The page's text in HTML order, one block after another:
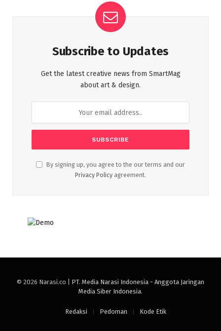
Subscribe to Updates
Get the latest creative news from SmartMag
about art & design.
By signing up, you agree to the our terms and our
Privacy Policy agreement.
© 2026 Narasi.co | PT. Media Narasi Indonesia - Anggota Jaringan
Media Siber Indonesia.
Redaksi Pedoman Kode Etik